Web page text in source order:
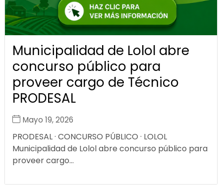
Municipalidad de Lolol abre
concurso público para
proveer cargo de Técnico
PRODESAL
Mayo 19, 2026
PRODESAL · CONCURSO PÚBLICO · LOLOL
Municipalidad de Lolol abre concurso público para
proveer cargo...